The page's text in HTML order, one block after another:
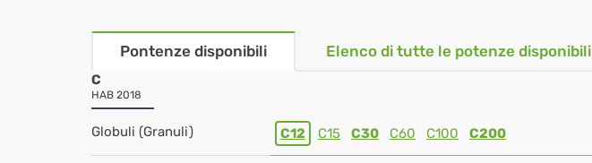
Pontenze disponibili Elenco di tutte le potenze disponibili
C
HAB 2018
Globuli (Granuli) C12 C15 C30 C60 C100 C200